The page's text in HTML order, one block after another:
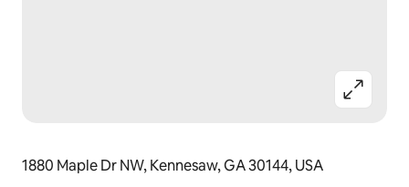
1880 Maple Dr NW, Kennesaw, GA 30144, USA